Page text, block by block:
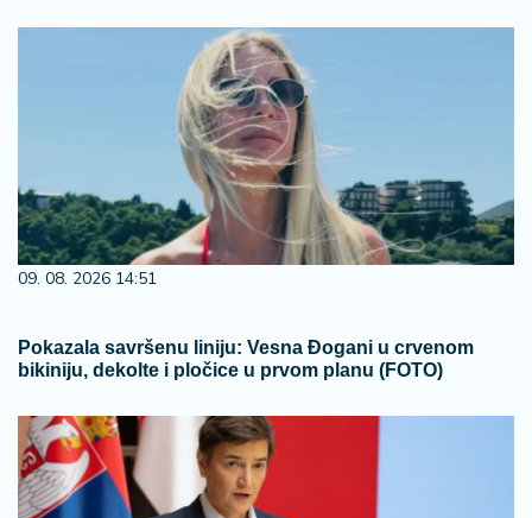
09. 08. 2026 14:51
Pokazala savršenu liniju: Vesna Đogani u crvenom
bikiniju, dekolte i pločice u prvom planu (FOTO)